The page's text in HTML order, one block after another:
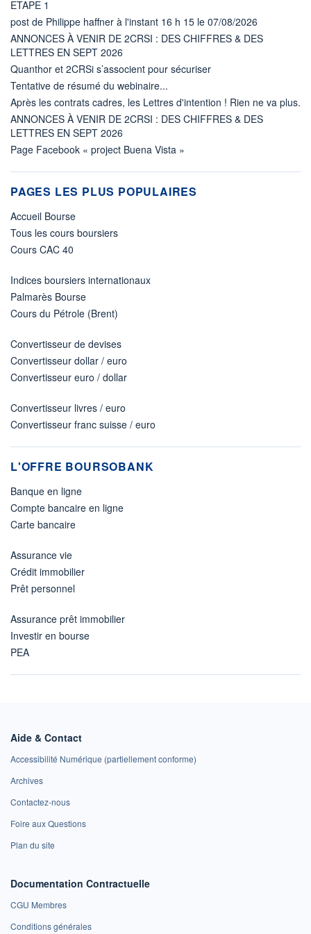
ETAPE 1
post de Philippe haffner à l'instant 16 h 15 le 07/08/2026
ANNONCES À VENIR DE 2CRSI : DES CHIFFRES & DES
LETTRES EN SEPT 2026
Quanthor et 2CRSi s’associent pour sécuriser
Tentative de résumé du webinaire...
Après les contrats cadres, les Lettres d'intention ! Rien ne va plus.
ANNONCES À VENIR DE 2CRSI : DES CHIFFRES & DES
LETTRES EN SEPT 2026
Page Facebook « project Buena Vista »
PAGES LES PLUS POPULAIRES
Accueil Bourse
Tous les cours boursiers
Cours CAC 40
Indices boursiers internationaux
Palmarès Bourse
Cours du Pétrole (Brent)
Convertisseur de devises
Convertisseur dollar / euro
Convertisseur euro / dollar
Convertisseur livres / euro
Convertisseur franc suisse / euro
L'OFFRE BOURSOBANK
Banque en ligne
Compte bancaire en ligne
Carte bancaire
Assurance vie
Crédit immobilier
Prêt personnel
Assurance prêt immobilier
Investir en bourse
PEA
Aide & Contact
Accessibilité Numérique (partiellement conforme)
Archives
Contactez-nous
Foire aux Questions
Plan du site
Documentation Contractuelle
CGU Membres
Conditions générales